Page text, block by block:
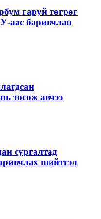
гаруй төгрөг
аас баривчлан
тосож авчээ
сургалтад
шийтгэл